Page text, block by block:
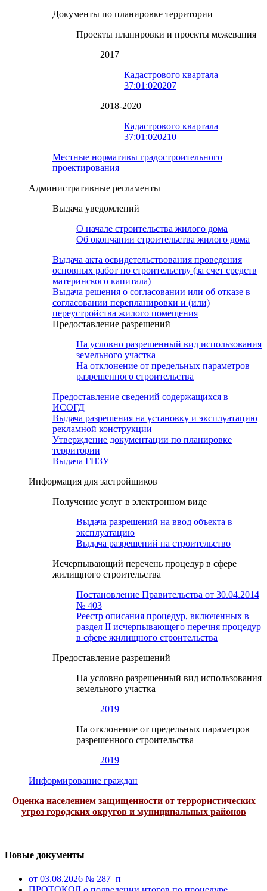
Документы по планировке территории
Проекты планировки и проекты межевания
2017
Кадастрового квартала
37:01:020207
2018-2020
Кадастрового квартала
37:01:020210
Местные нормативы градостроительного
проектирования
Административные регламенты
Выдача уведомлений
О начале строительства жилого дома
Об окончании строительства жилого дома
Выдача акта освидетельствования проведения
основных работ по строительству (за счет средств
материнского капитала)
Выдача решения о согласовании или об отказе в
согласовании перепланировки и (или)
переустройства жилого помещения
Предоставление разрешений
На условно разрешенный вид использования
земельного участка
На отклонение от предельных параметров
разрешенного строительства
Предоставление сведений содержащихся в
ИСОГД
Выдача разрешения на установку и эксплуатацию
рекламной конструкции
Утверждение документации по планировке
территории
Выдача ГПЗУ
Информация для застройщиков
Получение услуг в электронном виде
Выдача разрешений на ввод объекта в
эксплуатацию
Выдача разрешений на строительство
Исчерпывающий перечень процедур в сфере
жилищного строительства
Постановление Правительства от 30.04.2014
№ 403
Реестр описания процедур, включенных в
раздел II исчерпывающего перечня процедур
в сфере жилищного строительства
Предоставление разрешений
На условно разрешенный вид использования
земельного участка
2019
На отклонение от предельных параметров
разрешенного строительства
2019
Информирование граждан
Оценка населением защищенности от террористических
угроз городских округов и муниципальных районов
Новые документы
от 03.08.2026 № 287–п